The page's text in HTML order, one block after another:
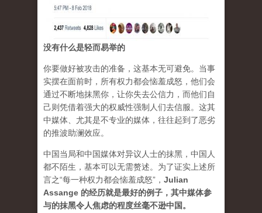
没有什么是轻而易举的
你要做好被攻击的准备，这基本无可避免。当事
实摆在面前时，所有权力都会恼羞成怒，他们会
通过不断地抹黑你，让你失去公信力，而他们自
己则凭借着强大的权威性强制人们去信服。这其
中媒体、尤其是不专业的媒体，往往起到了恶劣
的推波助澜效应。
中国当局和中国媒体对异议人士的抹黑，中国人
都不陌生，基本可以无需赘述。为了证实上述所
言之“每一种权力都会恼羞成怒”， Julian
Assange 的经历就是最好的例子，其中媒体参
与的抹黑令人焦虑的程度丝毫不逊中国。